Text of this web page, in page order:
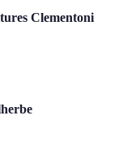
Clementoni